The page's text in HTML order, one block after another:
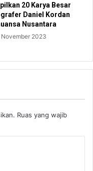
20 Karya Besar
Daniel Kordan
Nusantara
2023
Ruas yang wajib